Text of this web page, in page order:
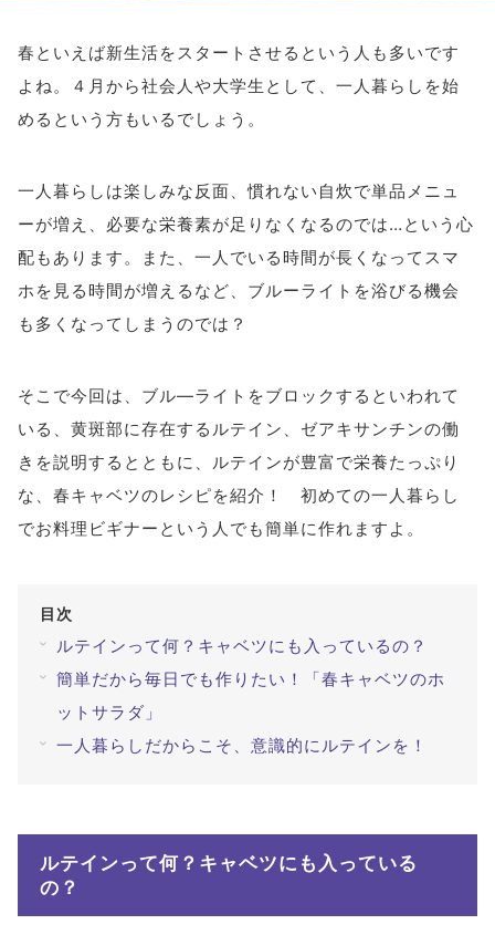
#子どもの視力低下 #目の健康
#サンシャインメガネ #目のかすみ #ドライアイ
#目の疲れ #目が痛い
#メガネ #点字ブロック
#ブルーベリーが目に良い理由 #目を鍛える方法
検索する
検索
春といえば新生活をスタートさせるという人も多いです
よね。４月から社会人や大学生として、一人暮らしを始
めるという方もいるでしょう。
一人暮らしは楽しみな反面、慣れない自炊で単品メニュ
ーが増え、必要な栄養素が足りなくなるのでは…という心
配もあります。また、一人でいる時間が長くなってスマ
ホを見る時間が増えるなど、ブルーライトを浴びる機会
も多くなってしまうのでは？
そこで今回は、ブル―ライトをブロックするといわれて
いる、黄斑部に存在するルテイン、ゼアキサンチンの働
きを説明するとともに、ルテインが豊富で栄養たっぷり
な、春キャベツのレシピを紹介！ 初めての一人暮らし
でお料理ビギナーという人でも簡単に作れますよ。
目次
ルテインって何？キャベツにも入っているの？
簡単だから毎日でも作りたい！「春キャベツのホ
ットサラダ」
一人暮らしだからこそ、意識的にルテインを！
ルテインって何？キャベツにも入っている
の？